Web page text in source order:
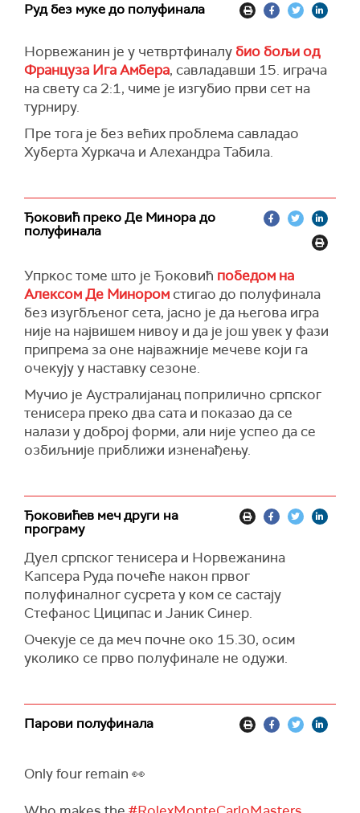
Руд без муке до полуфинала
Норвежанин је у четвртфиналу био бољи од
Француза Ига Амбера, савладавши 15. играча
на свету са 2:1, чиме је изгубио први сет на
турниру.
Пре тога је без већих проблема савладао
Хуберта Хуркача и Алехандра Табила.
Ђоковић преко Де Минора до
полуфинала
Упркос томе што је Ђоковић победом на
Алексом Де Минором стигао до полуфинала
без изугбљеног сета, јасно је да његова игра
није на највишем нивоу и да је још увек у фази
припрема за оне најважније мечеве који га
очекују у наставку сезоне.
Мучио је Аустралијанац поприлично српског
тенисера преко два сата и показао да се
налази у доброј форми, али није успео да се
озбиљније приближи изненађењу.
Ђоковићев меч други на
програму
Дуел српског тенисера и Норвежанина
Капсера Руда почеће након првог
полуфиналног сусрета у ком се састају
Стефанос Циципас и Јаник Синер.
Очекује се да меч почне око 15.30, осим
уколико се прво полуфинале не одужи.
Парови полуфинала
Only four remain 👀